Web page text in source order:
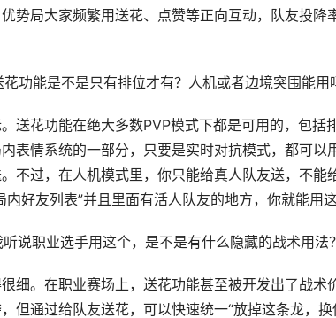
势局大家频繁用送花、点赞等正向互动，队友投
功能是不是只有排位才有？人机或者边境突围能用
送花功能在绝大多数PVP模式下都是可用的，包括
表情系统的一部分，只要是实时对抗模式，都可
不过，在人机模式里，你只能给真人队友送，不能
内好友列表”并且里面有活人队友的地方，你就能用这
说职业选手用这个，是不是有什么隐藏的战术用法？
细。在职业赛场上，送花功能甚至被开发出了战
但通过给队友送花，可以快速统一“放掉这条龙，